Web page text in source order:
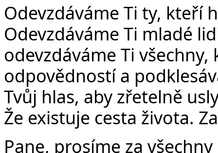
Odevzdáváme Ti ty, kteří
Odevzdáváme Ti mladé
odevzdáváme Ti
odpovědností a
Tvůj hlas, aby zřetelně
Že existuje cesta života.
Pane, prosíme za